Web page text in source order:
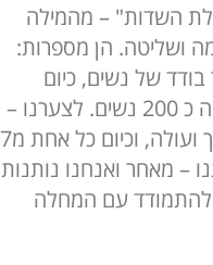
השדות" – מהמילה
ושליטה. הן מספרות:
של נשים, כיום
לצערנו ולשמחתנו הקהילה מונה כ 200 נשים. לצערנו –
מאחר והמספר המאובחנות הולך ועולה, וכיום כל אחת מ7
– מאחר ואנחנו נותנות
להתמודד עם המחלה